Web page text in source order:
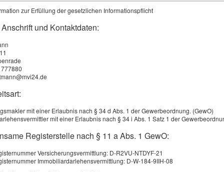
Vermögensschäden, die im Rahmen einer beruflichen Tätigkeit entstanden
Selbstständigen selbst getragen werden. Deshalb tragen diese
Im beruflichen Alltag kann ein Fehler hohe Schäden verursachen, für die
werden kann. Daher ist der Abschluss einer
Vermögensschäden führen, die bei hohen Schäden auch die berufliche
finanziellen Ruin führen können. Als Beispiel für Berufsgruppen, in denen
kann eine fehlerhafte Entscheidung einen Schaden verursachen.
Versicherung die Haft­pflichtansprüche bis zur vereinbarten
zur Erfüllung der gesetzlichen Informationspflicht
und Kontaktdaten:
mit einer Erlaubnis nach § 34 d Abs. 1 der Gewerbeordnung. (GewO)
mit einer Erlaubnis nach § 34 i Abs. 1 Satz 1 der
Registerstelle nach § 11 a Abs. 1 GewO:
Versicherungsvermittlung: D-R2VU-NTDYF-21
Immobiliardarlehensvermittlung: D-W-184-9IIH-08